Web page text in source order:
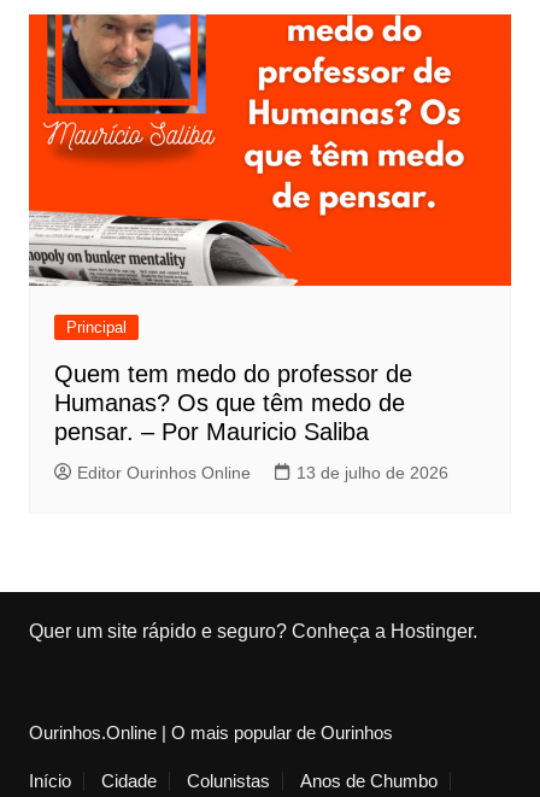
Principal
Quem tem medo do professor de
Humanas? Os que têm medo de
pensar. – Por Mauricio Saliba
Editor Ourinhos Online 13 de julho de 2026
Quer um site rápido e seguro? Conheça a Hostinger.
Ourinhos.Online | O mais popular de Ourinhos
Início Cidade Colunistas Anos de Chumbo